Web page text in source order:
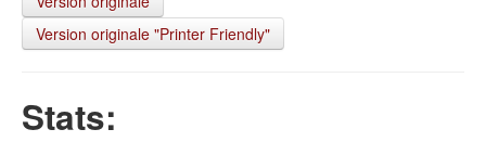
S'inscrire
Version originale "Printer Friendly"
Stats: